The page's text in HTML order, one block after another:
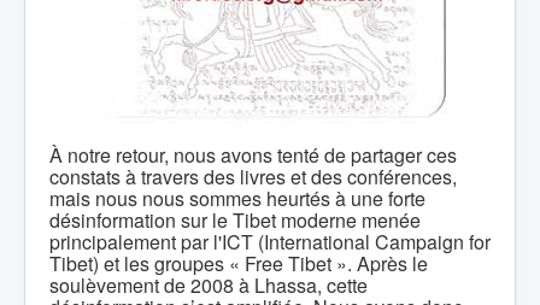
À notre retour, nous avons tenté de partager ces
constats à travers des livres et des conférences,
mais nous nous sommes heurtés à une forte
désinformation sur le Tibet moderne menée
principalement par l'ICT (International Campaign for
Tibet) et les groupes « Free Tibet ». Après le
soulèvement de 2008 à Lhassa, cette